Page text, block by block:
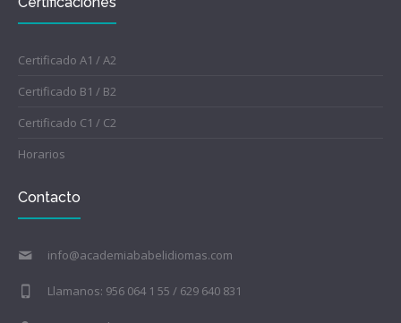
Certificado A1 / A2
Certificado B1 / B2
Certificado C1 / C2
Horarios
Contacto
info@academiababelidiomas.com
Llamanos: 956 064 1 55 / 629 640 831